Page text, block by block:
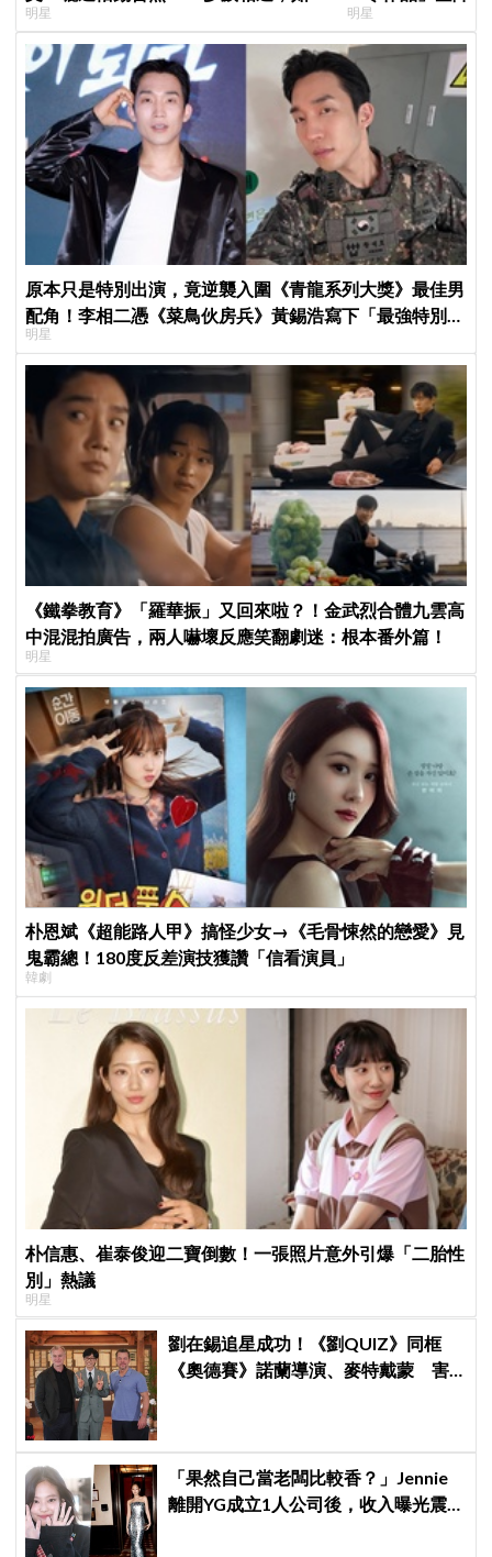
一起站上頒獎舞台」
明星
片被挖出網驚呆
明星
原本只是特別出演，竟逆襲入圍《青龍系列大獎》最佳男
配角！李相二憑《菜鳥伙房兵》黃錫浩寫下「最強特別出
演」傳奇
明星
《鐵拳教育》「羅華振」又回來啦？！金武烈合體九雲高
中混混拍廣告，兩人嚇壞反應笑翻劇迷：根本番外篇！
明星
朴恩斌《超能路人甲》搞怪少女→《毛骨悚然的戀愛》見
鬼霸總！180度反差演技獲讚「信看演員」
韓劇
朴信惠、崔泰俊迎二寶倒數！一張照片意外引爆「二胎性
別」熱議
明星
劉在錫追星成功！《劉QUIZ》同框
《奧德賽》諾蘭導演、麥特戴蒙 害
「果然自己當老闆比較香？」Jennie
離開YG成立1人公司後，收入曝光震